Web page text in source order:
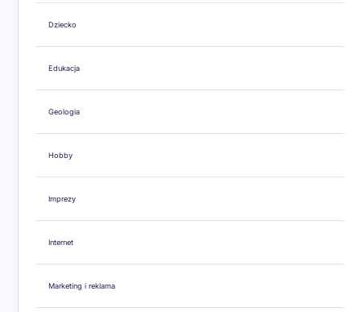
Dziecko
Edukacja
Geologia
Hobby
Imprezy
Internet
Marketing i reklama